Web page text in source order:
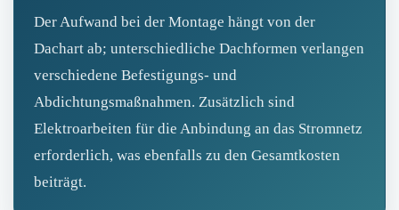
Der Aufwand bei der Montage hängt von der
Dachart ab; unterschiedliche Dachformen verlangen
verschiedene Befestigungs- und
Abdichtungsmaßnahmen. Zusätzlich sind
Elektroarbeiten für die Anbindung an das Stromnetz
erforderlich, was ebenfalls zu den Gesamtkosten
beiträgt.